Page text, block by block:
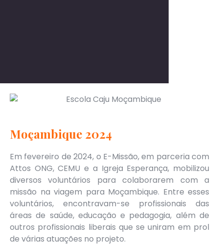
Moçambique 2024
Em fevereiro de 2024, o E-Missão, em parceria com
Attos ONG, CEMU e a Igreja Esperança, mobilizou
diversos voluntários para colaborarem com a
missão na viagem para Moçambique. Entre esses
voluntários, encontravam-se profissionais das
áreas de saúde, educação e pedagogia, além de
outros profissionais liberais que se uniram em prol
de várias atuações no projeto.